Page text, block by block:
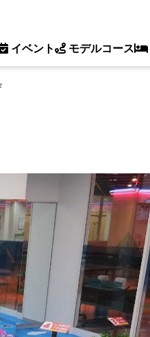
イベント モデルコース